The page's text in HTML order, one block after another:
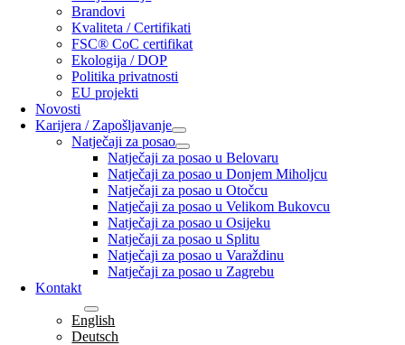
Brandovi
Kvaliteta / Certifikati
FSC® CoC certifikat
Ekologija / DOP
Politika privatnosti
EU projekti
Novosti
Karijera / Zapošljavanje
Natječaji za posao
Natječaji za posao u Belovaru
Natječaji za posao u Donjem Miholjcu
Natječaji za posao u Otočcu
Natječaji za posao u Velikom Bukovcu
Natječaji za posao u Osijeku
Natječaji za posao u Splitu
Natječaji za posao u Varaždinu
Natječaji za posao u Zagrebu
Kontakt
Hrvatski
English
Deutsch